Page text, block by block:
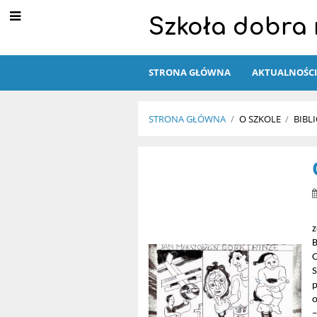
Szkoła
STRONA GŁÓWNA AKTUALNOŚCI
STRONA GŁÓWNA / O SZKOLE /
bibliotece